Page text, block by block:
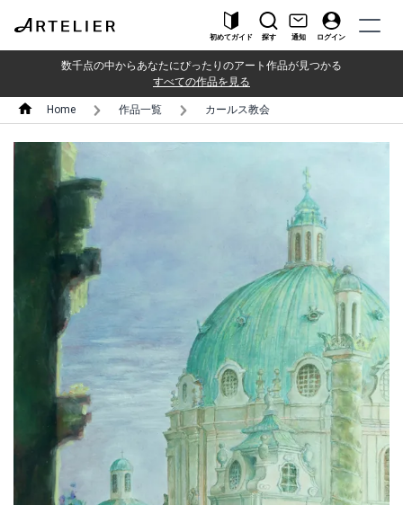
初めてガイド 探す 通知 ログイン
数千点の中からあなたにぴったりのアート作品が見つかる
すべての作品を見る
Home 作品一覧 カールス教会